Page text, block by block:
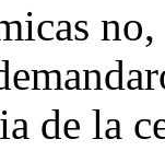
de la